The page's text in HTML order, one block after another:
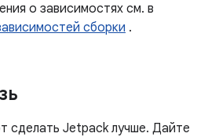
о зависимостях см. в
сборки .
сделать Jetpack лучше. Дайте